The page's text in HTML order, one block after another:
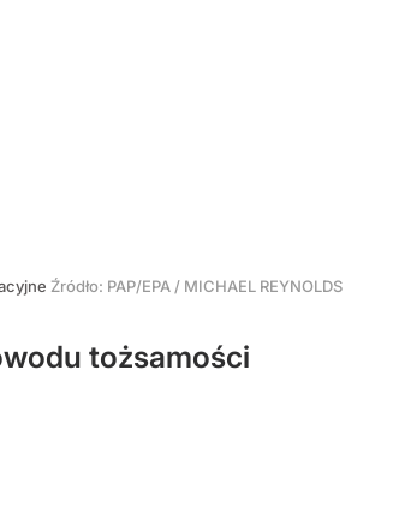
Źródło: PAP/EPA / MICHAEL REYNOLDS
tożsamości